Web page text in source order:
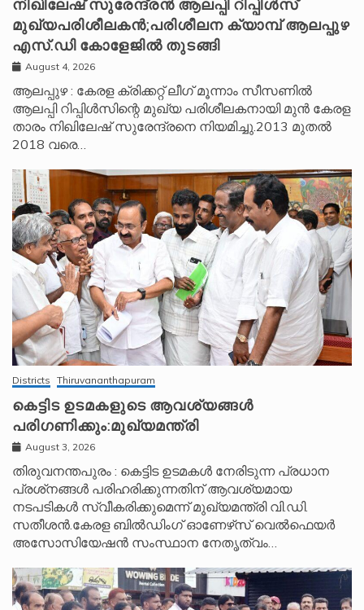
നിഖിലേഷ് സുരേന്ദ്രൻ ആലപ്പി റിപ്പിൾസ്
മുഖ്യപരിശീലകൻ;പരിശീലന ക്യാമ്പ് ആലപ്പുഴ
എസ്.ഡി കോളേജിൽ തുടങ്ങി
August 4, 2026
ആലപ്പുഴ : കേരള ക്രിക്കറ്റ് ലീ​ഗ് മൂന്നാം സീസണിൽ
ആലപ്പി റിപ്പിൾസിന്റെ മുഖ്യ പരിശീലകനായി മുൻ കേരള
താരം നിഖിലേഷ് സുരേന്ദ്രനെ നിയമിച്ചു.2013 മുതൽ
2018 വരെ…
Districts Thiruvananthapuram
കെട്ടിട ഉടമകളുടെ ആവശ്യങ്ങൾ
പരിഗണിക്കും:മുഖ്യമന്ത്രി
August 3, 2026
തിരുവനന്തപുരം : കെട്ടിട ഉടമകൾ നേരിടുന്ന പ്രധാന
പ്രശ്‌നങ്ങൾ പരിഹരിക്കുന്നതിന് ആവശ്യമായ
നടപടികൾ സ്വീകരിക്കുമെന്ന് മുഖ്യമന്ത്രി വി.ഡി.
സതീശൻ.കേരള ബിൽഡിംഗ് ഓണേഴ്‌സ് വെൽഫെയർ
അസോസിയേഷൻ സംസ്ഥാന നേതൃത്വം…